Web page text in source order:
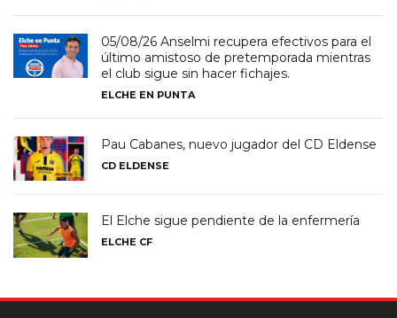
05/08/26 Anselmi recupera efectivos para el
último amistoso de pretemporada mientras
el club sigue sin hacer fichajes.
ELCHE EN PUNTA
Pau Cabanes, nuevo jugador del CD Eldense
CD ELDENSE
El Elche sigue pendiente de la enfermería
ELCHE CF